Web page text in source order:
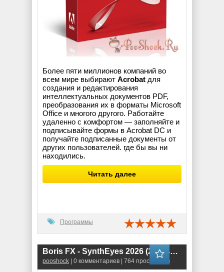
Более пяти миллионов компаний во
всем мире выбирают Acrobat для
создания и редактирования
интеллектуальных документов PDF,
преобразования их в форматы Microsoft
Office и многого другого. Работайте
удаленно с комфортом — заполняйте и
подписывайте формы в Acrobat DC и
получайте подписанные документы от
других пользователей. где бы вы ни
находились.
Читать далее
Программы
Boris FX - SynthEyes 2026 (26.2.4569) RePack
pooshock | 0 комментариев | 764 просмотров